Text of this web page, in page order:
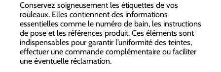
Conservez soigneusement les étiquettes de vos
rouleaux. Elles contiennent des informations
essentielles comme le numéro de bain, les instructions
de pose et les références produit. Ces éléments sont
indispensables pour garantir l’uniformité des teintes,
effectuer une commande complémentaire ou faciliter
une éventuelle réclamation.